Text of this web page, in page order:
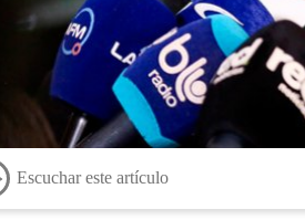
Escuchar este artículo